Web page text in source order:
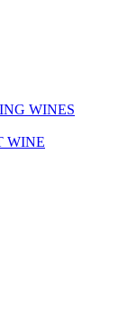
WINES
WINE